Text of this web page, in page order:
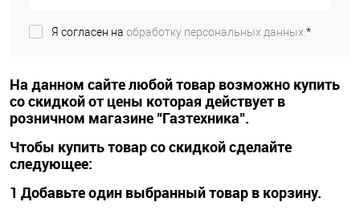
Я согласен на обработку персональных данных. *
На данном сайте любой товар возможно купить
со скидкой от цены которая действует в
розничном магазине "Газтехника".
Чтобы купить товар со скидкой сделайте
следующее:
1 Добавьте один выбранный товар в корзину.